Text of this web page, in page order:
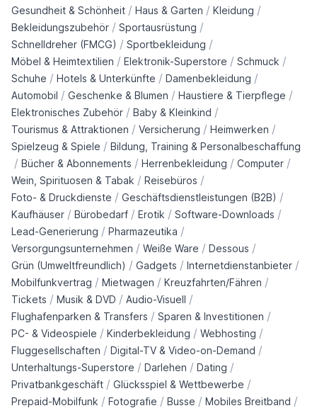
Gesundheit & Schönheit / Haus & Garten / Kleidung /
Bekleidungszubehör / Sportausrüstung /
Schnelldreher (FMCG) / Sportbekleidung /
Möbel & Heimtextilien / Elektronik-Superstore / Schmuck /
Schuhe / Hotels & Unterkünfte / Damenbekleidung /
Automobil / Geschenke & Blumen / Haustiere & Tierpflege /
Elektronisches Zubehör / Baby & Kleinkind /
Tourismus & Attraktionen / Versicherung / Heimwerken /
Spielzeug & Spiele / Bildung, Training & Personalbeschaffung
/ Bücher & Abonnements / Herrenbekleidung / Computer /
Wein, Spirituosen & Tabak / Reisebüros /
Foto- & Druckdienste / Geschäftsdienstleistungen (B2B) /
Kaufhäuser / Bürobedarf / Erotik / Software-Downloads /
Lead-Generierung / Pharmazeutika /
Versorgungsunternehmen / Weiße Ware / Dessous /
Grün (Umweltfreundlich) / Gadgets / Internetdienstanbieter /
Mobilfunkvertrag / Mietwagen / Kreuzfahrten/Fähren /
Tickets / Musik & DVD / Audio-Visuell /
Flughafenparken & Transfers / Sparen & Investitionen /
PC- & Videospiele / Kinderbekleidung / Webhosting /
Fluggesellschaften / Digital-TV & Video-on-Demand /
Unterhaltungs-Superstore / Darlehen / Dating /
Privatbankgeschäft / Glücksspiel & Wettbewerbe /
Prepaid-Mobilfunk / Fotografie / Busse / Mobiles Breitband /